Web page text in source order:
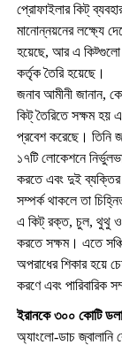
প্রোফাইলার কিট্
মানোন্নয়নের লক্ষ্যে
হয়েছে, আর এ কিট্গুলো
কর্তৃক তৈরি হয়েছে।
জনাব আমীনী জানান,
কিট্ তৈরিতে সক্ষম হয়
প্রবেশ করেছে। তিনি
১৭টি লোকেশনে
করতে এবং দুই ব্যক্তির
সম্পর্ক থাকলে তা
এ কিট্ রক্ত, চুল, থুথু ও
করতে সক্ষম। এতে
অপরাধের শিকার হয়ে
করণে এবং পারিবারিক
ইরানকে ৩০০ কোটি
অ্যাংলো-ডাচ জ্বালানি